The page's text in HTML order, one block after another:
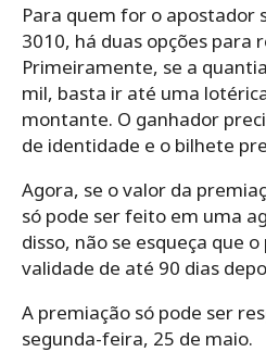
Para quem for o apostador
3010, há duas opções para
Primeiramente, se a
mil, basta ir até uma
montante. O ganhador
de identidade e o bilhete
Agora, se o valor da
só pode ser feito em uma
disso, não se esqueça que
validade de até 90 dias
A premiação só pode ser
segunda-feira, 25 de maio.